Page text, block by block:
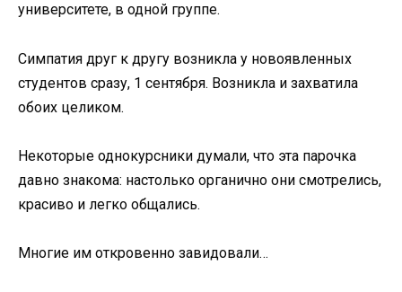
университете, в одной группе.
Симпатия друг к другу возникла у новоявленных
студентов сразу, 1 сентября. Возникла и захватила
обоих целиком.
Некоторые однокурсники думали, что эта парочка
давно знакома: настолько органично они смотрелись,
красиво и легко общались.
Многие им откровенно завидовали…